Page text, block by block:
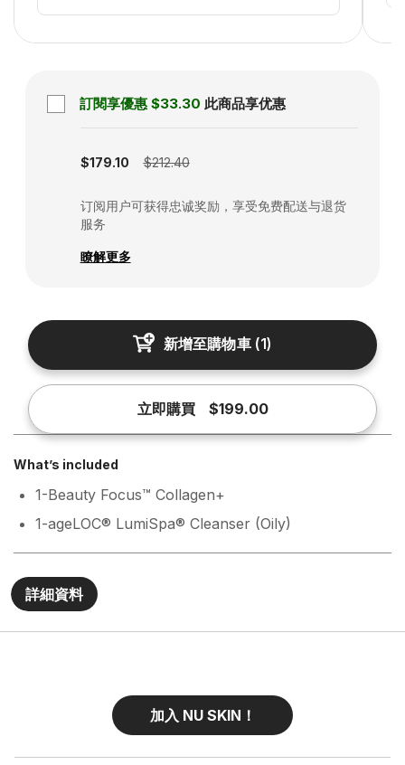
訂閱享優惠 $33.30 此商品享优惠
$179.10 $212.40
订阅用户可获得忠诚奖励，享受免费配送与退货
服务
瞭解更多
新增至購物車(1)
立即購買 $199.00
What’s included
1-Beauty Focus™ Collagen+
1-ageLOC® LumiSpa® Cleanser (Oily)
詳細資料
加入 NU SKIN！